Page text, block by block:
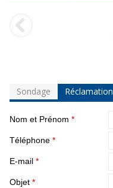
Sondage Réclamation
Nom et Prénom *
Téléphone *
E-mail *
Objet *